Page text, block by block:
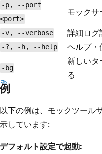
-p, --port
<port>
モックサ
-v, --verbose 詳細ログ
-?, -h, --help ヘルプ・
-bg
新しいタ
る
例
以下の例は、モックツール
示しています:
デフォルト設定で起動: